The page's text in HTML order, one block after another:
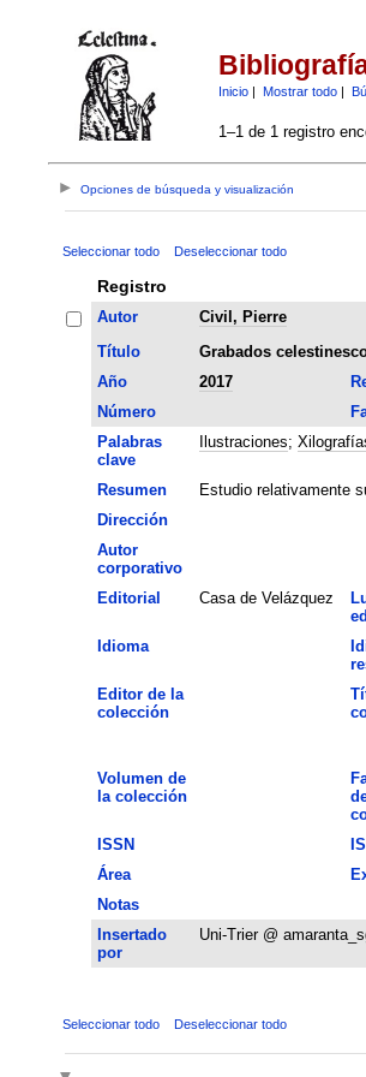
Inicio| Mostrar todo|
1–1 de 1 registro
Opciones de búsqueda y visualización
Seleccionar todo Deseleccionar todo
Registro
Autor
Civil, Pierre
Título
Grabados
Año
2017
Número
Palabras
clave
Ilustraciones;
Resumen
Estudio relativamente
Dirección
Autor
corporativo
Editorial Casa de Velázquez
Idioma
Editor de la
colección
Volumen de
la colección
ISSN
Área
Notas
Insertado
por
Uni-Trier @
Seleccionar todo Deseleccionar todo